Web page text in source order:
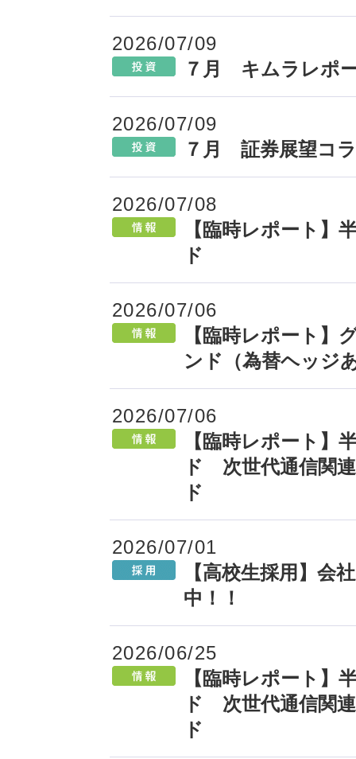
2026/07/09
７月 キムラレポ
2026/07/09
７月 証券展望コ
2026/07/08
【臨時レポート】
ド
2026/07/06
【臨時レポート】
ンド（為替ヘッジ
2026/07/06
【臨時レポート】
ド 次世代通信関
ド
2026/07/01
【高校生採用】
中！！
2026/06/25
【臨時レポート】
ド 次世代通信関
ド